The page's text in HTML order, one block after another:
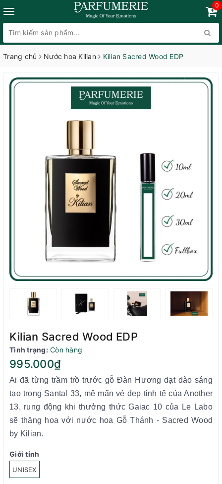
0
Trang chủ Nước hoa Kilian Kilian Sacred Wood EDP
Kilian Sacred Wood EDP
Tình trạng: Còn hàng
995.000₫
Ai đã từng trầm trồ trước gỗ Đàn Hương dạt dào sáng
tạo trong Santal 33, mê mẩn vẻ đẹp tinh tế của Another
13, rung động khi thưởng thức Gaiac 10 của Le Labo
sẽ thăng hoa với nước hoa Gỗ Thánh - Sacred Wood
by Kilian.
Giới tính
UNISEX